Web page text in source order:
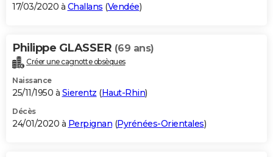
17/03/2020 à Challans (Vendée)
Philippe GLASSER (69 ans)
Créer une cagnotte obsèques
Naissance
25/11/1950 à Sierentz (Haut-Rhin)
Décès
24/01/2020 à Perpignan (Pyrénées-Orientales)